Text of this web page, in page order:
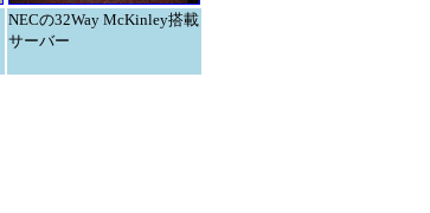
NECの32Way McKinley搭載
サーバー